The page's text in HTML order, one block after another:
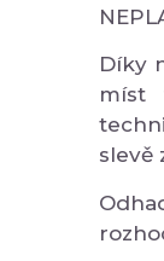
Díky
míst
slevě